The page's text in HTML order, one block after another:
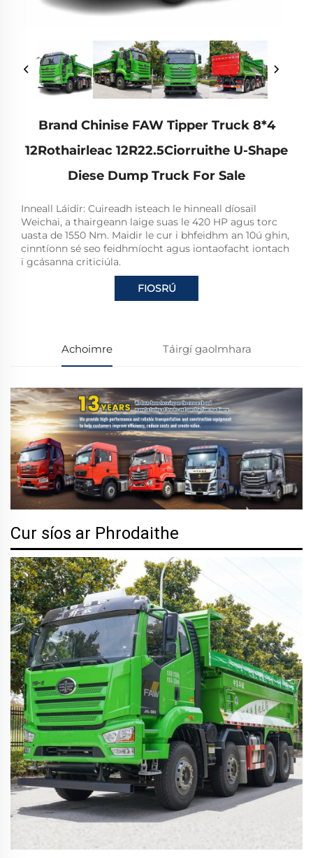
Brand Chinise FAW Tipper Truck 8*4
12Rothairleac 12R22.5Ciorruithe U-Shape
Diese Dump Truck For Sale
Inneall Láidir: Cuireadh isteach le hinneall díosail
Weichai, a thairgeann laige suas le 420 HP agus torc
uasta de 1550 Nm. Maidir le cur i bhfeidhm an 10ú ghin,
cinntíonn sé seo feidhmíocht agus iontaofacht iontach
i gcásanna criticiúla.
FIOSRÚ
Achoimre Táirgí gaolmhara
Cur síos ar Phrodaithe